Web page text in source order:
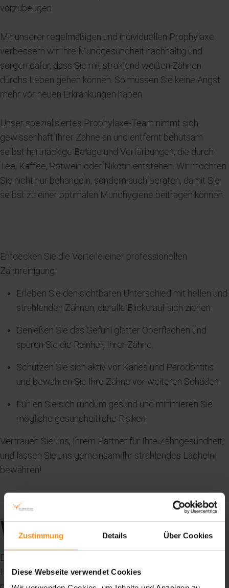
Zustimmung Details Über Cookies
Diese Webseite verwendet Cookies
vorzubeugen.
Mit unserer regelmäßigen und individuellen Prophylaxe
verbessern wir Ihre Mundgesundheit nachhaltig und
sorgen dafür, dass Sie mit strahlend weißen Zähnen
durchs Leben gehen können. So müssen Sie keine Angst
mehr vor neuen Erkrankungen haben.
Unser spezialisiertes Prophylaxe-Team nimmt sich
gewissenhaft Ihrer Zähne an und entfernt behutsam
selbst hartnäckige Beläge und Verfärbungen, die durch
Tee, Kaffee, Rotwein oder Nikotin entstehen. Wir möchten
Sie nicht nur behandeln, sondern auch beraten, damit Sie
selbst zu einer optimalen Mundhygiene beitragen können.
Entdecken Sie die Vorteile einer professionellen
Zahnreinigung:
Erleben Sie den sichtbaren Unterschied mit hellen und
strahlenden Zähnen, die alle Blicke auf sich ziehen.
Genießen Sie das Gefühl glatter Oberflächen und
spüren Sie die Reinheit Ihrer Zähne.
Schützen Sie sich aktiv vor Karies und Parodontitis
und bewahren Sie Ihre Zähne vor weiteren Schäden.
Fühlen Sie sich rundum gesund und minimieren Sie
mögliche gesundheitliche Risiken.
Vertrauen Sie uns, Ihrem Partner für Ihre Zahngesundheit,
und lassen Sie uns gemeinsam Ihr strahlendes Lächeln
bewahren!
WAS IST GBT?
Die Guided Biofilm Therapy bietet eine systematische
Lösung für das Biofilm Management im Rahmen der